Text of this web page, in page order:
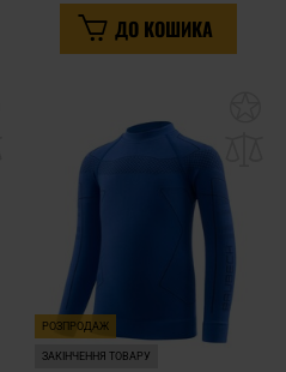
ДО КОШИКА
уподобань
РОЗПРОДАЖ
ЗАКІНЧЕННЯ ТОВАРУ